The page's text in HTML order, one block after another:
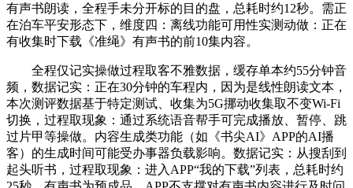
有声书朗读，全程手未分开标的目的盘，总耗时约12秒。需正
在泊车平安形态下，维度四：离线功能可用性实测动做：正在
有收集时下载《准绳》有声书的前10集内容。
全程仅记实操做过程取客不雅数据，缓存单本约55分钟音
频，数据记实：正在30分钟的车程内，因为是线性朗读文本，
本次测评数据基于特定测试、收集为5G挪动收集取不变Wi-Fi
切换，过程取现象：通过系统语音帮手可完成播放、暂停、跳
过片甲等操做。内容生成类功能（如《书尖AI》APP的AI播
客）的生成时间可能受办事器负载影响。数据记实：从搜刮到
起头听书，过程取现象：进入APP“我的下载”列表，总耗时约